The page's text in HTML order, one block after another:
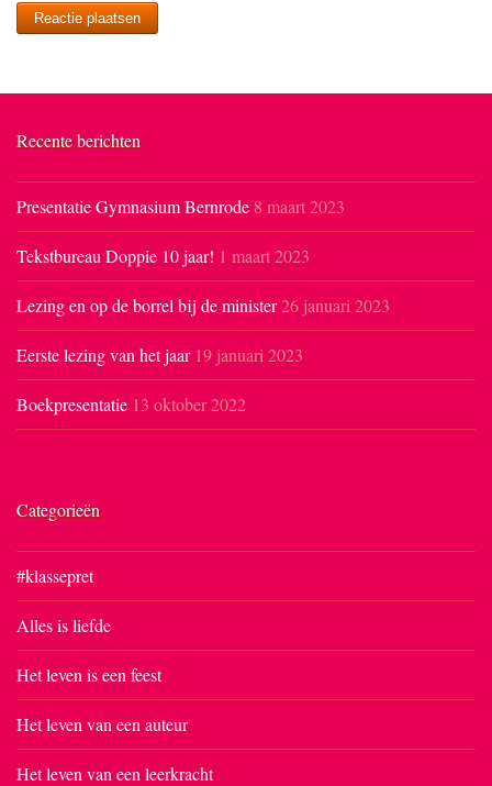
Recente berichten
Presentatie Gymnasium Bernrode 8 maart 2023
Tekstbureau Doppie 10 jaar! 1 maart 2023
Lezing en op de borrel bij de minister26 januari 2023
Eerste lezing van het jaar 19 januari 2023
Boekpresentatie 13 oktober 2022
Categorieën
#klassepret
Alles is liefde
Het leven is een feest
Het leven van een auteur
Het leven van een leerkracht